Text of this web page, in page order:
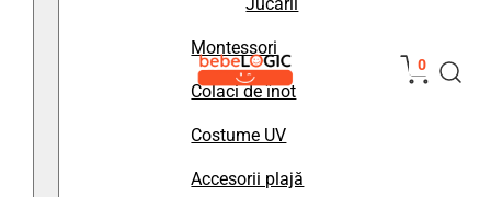
Montessori
Colaci de înot
Costume UV
Accesorii plajă
0